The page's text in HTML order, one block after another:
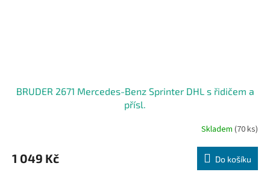
BRUDER 2671 Mercedes-Benz Sprinter DHL s řidičem a
přísl.
Skladem (70 ks)
1 049 Kč Do košíku